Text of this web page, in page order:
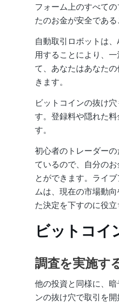
フォーム上のすべて
たのお金が安全であ
自動取引ロボットは
用することにより、
て、あなたはあなた
きます。
ビットコインの抜け
す。登録料や隠れた
す。
初心者のトレーダー
ているので、自分の
とができます。ライ
ムは、現在の市場動
た決定を下すのに役立
ビットコイ
調査を実施す
他の投資と同様に、
ンの抜け穴で取引を